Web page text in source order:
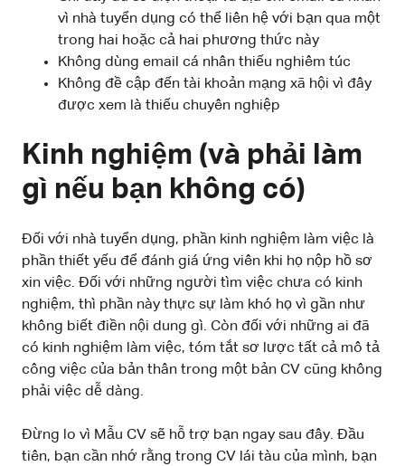
vì nhà tuyển dụng có thể liên hệ với bạn qua một
trong hai hoặc cả hai phương thức này
Không dùng email cá nhân thiếu nghiêm túc
Không đề cập đến tài khoản mạng xã hội vì đây
được xem là thiếu chuyên nghiệp
Kinh nghiệm (và phải làm
gì nếu bạn không có)
Đối với nhà tuyển dụng, phần kinh nghiệm làm việc là
phần thiết yếu để đánh giá ứng viên khi họ nộp hồ sơ
xin việc. Đối với những người tìm việc chưa có kinh
nghiệm, thì phần này thực sự làm khó họ vì gần như
không biết điền nội dung gì. Còn đối với những ai đã
có kinh nghiệm làm việc, tóm tắt sơ lược tất cả mô tả
công việc của bản thân trong một bản CV cũng không
phải việc dễ dàng.
Đừng lo vì Mẫu CV sẽ hỗ trợ bạn ngay sau đây. Đầu
tiên, bạn cần nhớ rằng trong CV lái tàu của mình, bạn